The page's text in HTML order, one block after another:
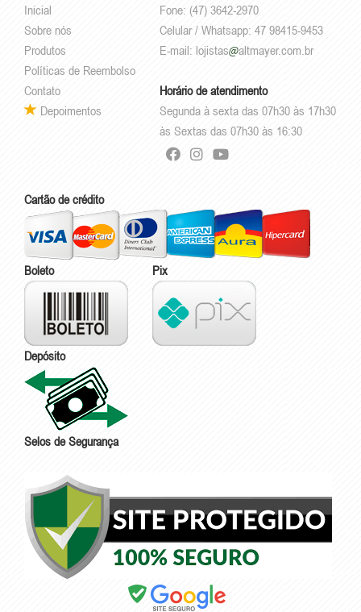
Inicial
Sobre nós
Produtos
Políticas de Reembolso
Contato
Depoimentos
Fone: (47) 3642-2970
Celular / Whatsapp: 47 98415-9453
E-mail: lojistas altmayer.com.br
Horário de atendimento
Segunda à sexta das 07h30 às 17h30
às Sextas das 07h30 às 16:30
Cartão de crédito
Boleto Pix
Depósito
Selos de Segurança